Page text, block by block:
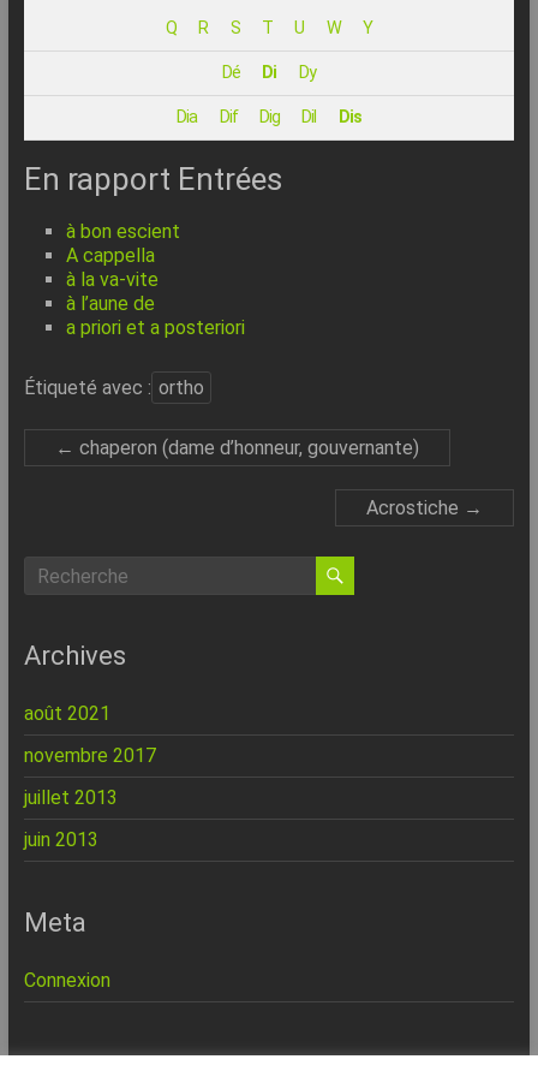
Internet
Q R S T U W Y
Dé Di Dy
Dia Dif Dig Dil Dis
En rapport Entrées
à bon escient
A cappella
à la va-vite
à l’aune de
a priori et a posteriori
Étiqueté avec : ortho
← chaperon (dame d’honneur, gouvernante)
Acrostiche →
Archives
août 2021
novembre 2017
juillet 2013
juin 2013
Meta
Connexion